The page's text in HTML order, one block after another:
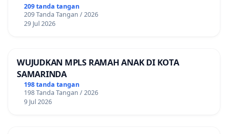
PINJAMAN ONLINE! TUTUP PINJOL!
209 tanda tangan
209 Tanda Tangan / 2026
29 Jul 2026
WUJUDKAN MPLS RAMAH ANAK DI KOTA
SAMARINDA
198 tanda tangan
198 Tanda Tangan / 2026
9 Jul 2026